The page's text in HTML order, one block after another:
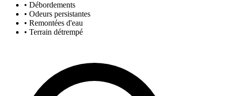
• Débordements
• Odeurs persistantes
• Remontées d'eau
• Terrain détrempé